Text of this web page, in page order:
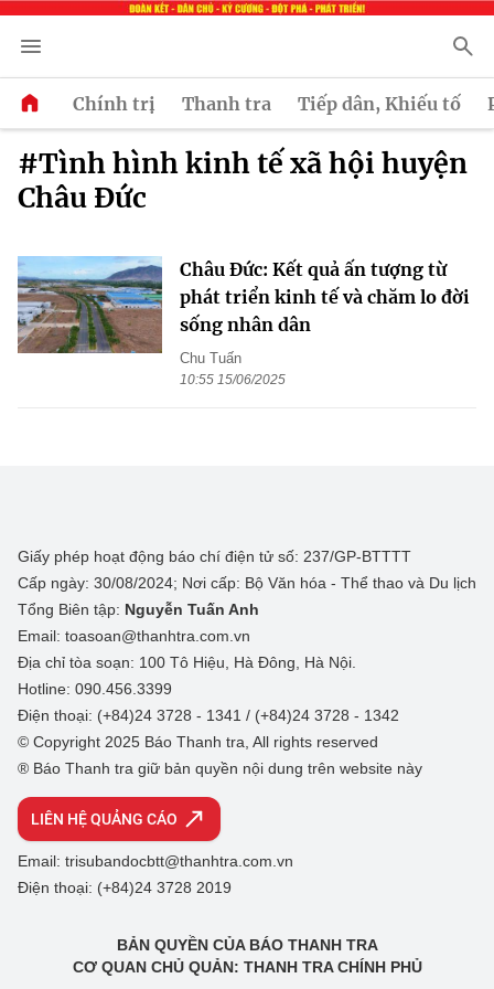
Chính trị Thanh tra Tiếp dân, Khiếu tố
#Tình hình kinh tế xã hội huyện
Châu Đức
Châu Đức: Kết quả ấn tượng từ
phát triển kinh tế và chăm lo đời
sống nhân dân
Chu Tuấn
10:55 15/06/2025
Giấy phép hoạt động báo chí điện tử số: 237/GP-BTTTT
Cấp ngày: 30/08/2024; Nơi cấp: Bộ Văn hóa - Thể thao và Du lịch
Tổng Biên tập: Nguyễn Tuấn Anh
Email: toasoan@thanhtra.com.vn
Địa chỉ tòa soạn: 100 Tô Hiệu, Hà Đông, Hà Nội.
Hotline: 090.456.3399
Điện thoại: (+84)24 3728 - 1341 / (+84)24 3728 - 1342
© Copyright 2025 Báo Thanh tra, All rights reserved
® Báo Thanh tra giữ bản quyền nội dung trên website này
LIÊN HỆ QUẢNG CÁO
Email: trisubandocbtt@thanhtra.com.vn
Điện thoại: (+84)24 3728 2019
BẢN QUYỀN CỦA BÁO THANH TRA
CƠ QUAN CHỦ QUẢN: THANH TRA CHÍNH PHỦ